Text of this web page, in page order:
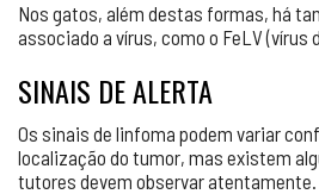
Nos gatos, além destas formas, há
associado a vírus, como o FeLV (vírus
SINAIS DE ALERTA
Os sinais de linfoma podem variar
localização do tumor, mas existem
tutores devem observar atentamente.